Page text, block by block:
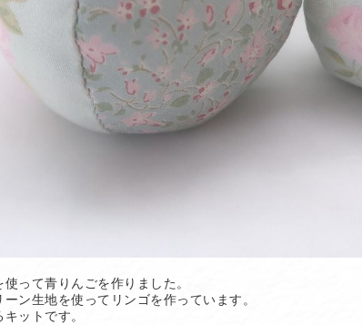
って青りんごを作りました。
ン生地を使ってリンゴを作っています。
ットです。